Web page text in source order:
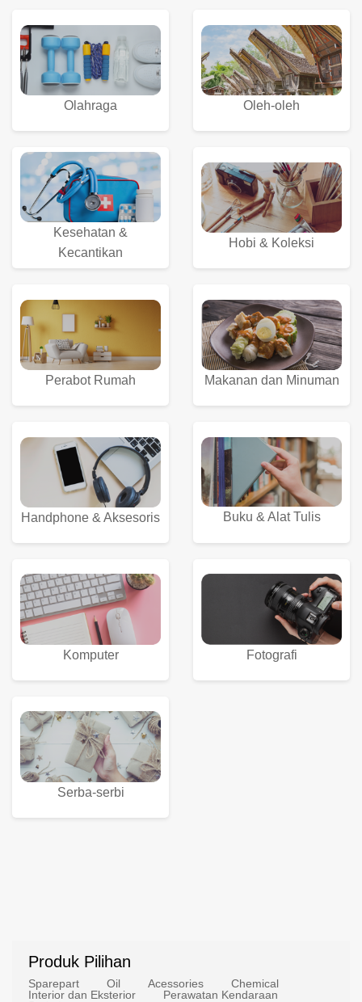
Olahraga Oleh-oleh
Kesehatan &
Kecantikan
Hobi & Koleksi
Perabot Rumah Makanan dan Minuman
Handphone & Aksesoris Buku & Alat Tulis
Komputer Fotografi
Serba-serbi
Produk Pilihan
Sparepart Oil Acessories
Chemical
Interior dan Eksterior
Perawatan Kendaraan